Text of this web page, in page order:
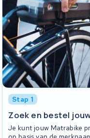
Stap 1
Zoek en bestel
Je kunt jouw Matrabike